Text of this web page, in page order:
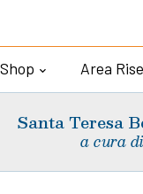
Shop Area
Santa Teresa
a cura